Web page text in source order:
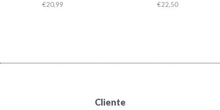
€20,99 €22,50
Cliente